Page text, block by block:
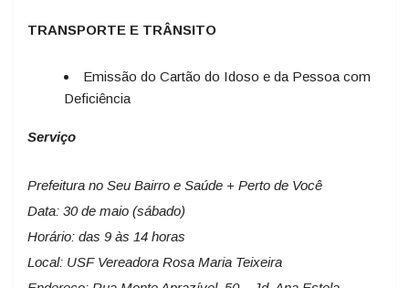
TRANSPORTE E TRÂNSITO
Emissão do Cartão do Idoso e da Pessoa com
Deficiência
Serviço
Prefeitura no Seu Bairro e Saúde + Perto de Você
Data: 30 de maio (sábado)
Horário: das 9 às 14 horas
Local: USF Vereadora Rosa Maria Teixeira